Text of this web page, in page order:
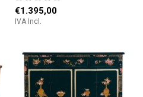
€1.395,00
IVA Incl.